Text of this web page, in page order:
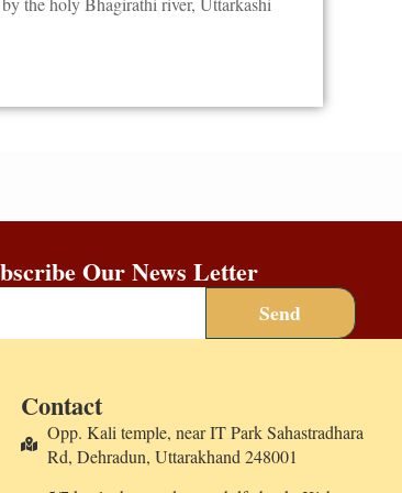
Our News Letter
Send
Contact
Opp. Kali temple, near IT Park Sahastradhara
Rd, Dehradun, Uttarakhand 248001